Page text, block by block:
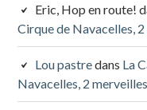
Eric, Hop en route!
Cirque de Navacelles,
Lou pastredans La
Navacelles, 2